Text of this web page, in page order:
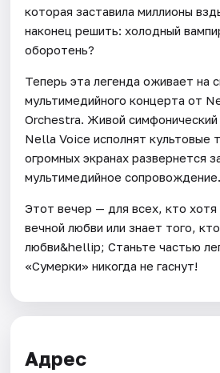
которая заставила миллионы
наконец решить: холодный
оборотень?
Теперь эта легенда оживает на
мультимедийного концерта от
Orchestra. Живой
Nella Voice исполнят культовые
огромных экранах развернется
мультимедийное сопровождение.
Этот вечер — для всех, кто
вечной любви или знает того,
любви&hellip; Станьте частью
«Сумерки» никогда не гаснут!
Адрес